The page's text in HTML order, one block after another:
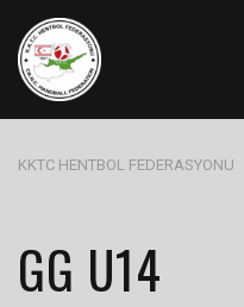
KKTC HENTBOL FEDERASYONU
GG U14